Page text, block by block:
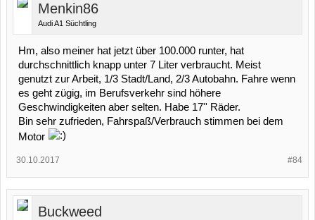
Menkin86
Audi A1 Süchtling
Hm, also meiner hat jetzt über 100.000 runter, hat
durchschnittlich knapp unter 7 Liter verbraucht. Meist
genutzt zur Arbeit, 1/3 Stadt/Land, 2/3 Autobahn. Fahre wenn
es geht zügig, im Berufsverkehr sind höhere
Geschwindigkeiten aber selten. Habe 17'' Räder.
Bin sehr zufrieden, Fahrspaß/Verbrauch stimmen bei dem
Motor
#84
30.10.2017
Buckweed